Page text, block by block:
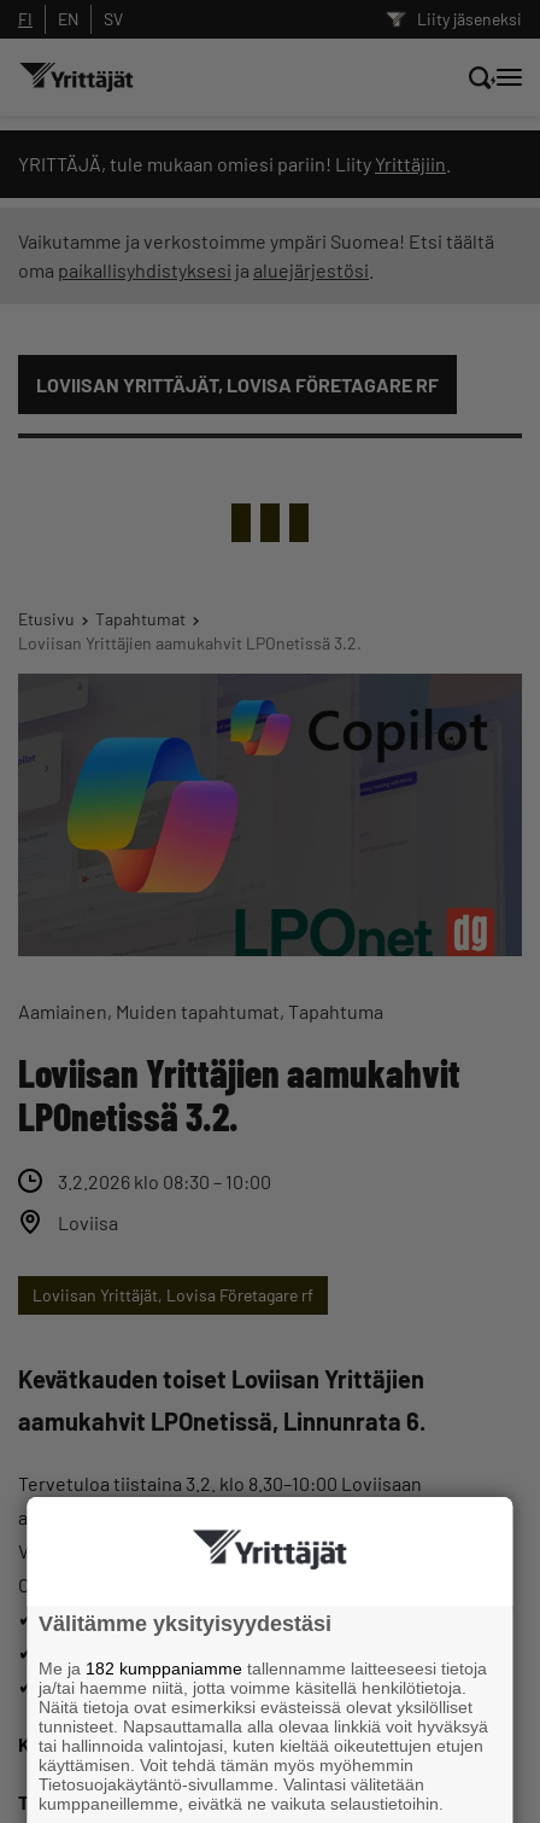
Liity jäseneksi
FI EN SV
YRITTÄJÄ, tule mukaan omiesi pariin! Liity Yrittäjiin
Vaikutamme ja verkostoimme ympäri Suomea! Etsi täältä
oma paikallisyhdistyksesi ja aluejärjestösi
LOVIISAN YRITTÄJÄT, LOVISA FÖRETAGARE RF
Etusivu
Tapahtumat
Loviisan Yrittäjien aamukahvit LPOnetissä 3.2.
Aamiainen Muiden tapahtumat Tapahtuma
Loviisan Yrittäjien aamukahvit
LPOnetissä 3.2.
3.2.2026 klo 08:30 – 10:00
Loviisa
Loviisan Yrittäjät, Lovisa Företagare rf
Kevätkauden toiset Loviisan Yrittäjien
aamukahvit LPOnetissä, Linnunrata 6.
Tervetuloa tiistaina 3.2. klo 8.30–10:00 Loviisaan
aamukahville!
Verkostoidutaan ja jutellaan vapaasti, mitä Microsoft 365
Copilot voisi tarkoittaa yrityksellesi:
✔ Hyödyt arkeen
✔ Tietoturva ja hallittu käyttöönotto
✔ Kokemuksia ja ajatuksia yhdessä
Kenelle:Loviisan alueen yrittäjille ja päättäjille
Tule mukaan – jaetaan ideoita ja oivalluksia tekoälyn
Hae sivustolta tai kysy suoraan
Yrittäjien tekoälyltä
Suodata hakutuloksia: näytä kaikki sisältö
Välitämme yksityisyydestäsi
Me ja 182 kumppaniamme tallennamme laitteeseesi tietoja
ja/tai haemme niitä, jotta voimme käsitellä henkilötietoja.
Näitä tietoja ovat esimerkiksi evästeissä olevat yksilölliset
tunnisteet. Napsauttamalla alla olevaa linkkiä voit hyväksyä
tai hallinnoida valintojasi, kuten kieltää oikeutettujen etujen
käyttämisen. Voit tehdä tämän myös myöhemmin
Tietosuojakäytäntö-sivullamme. Valintasi välitetään
kumppaneillemme, eivätkä ne vaikuta selaustietoihin.